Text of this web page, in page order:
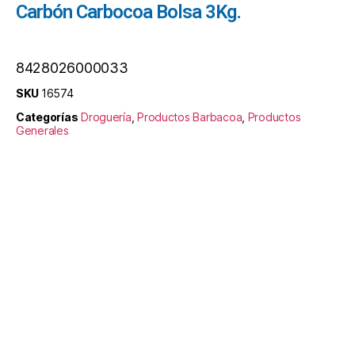
Carbón Carbocoa Bolsa 3Kg.
8428026000033
SKU 16574
Categorías Droguería ,Productos Barbacoa Productos
Generales